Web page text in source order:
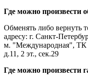
Где можно произвести
Обменять либо вернуть
адресу: г. Санкт-
м. "Международная", ТК
д.11, 2 эт., сек.29
Где можно произвести